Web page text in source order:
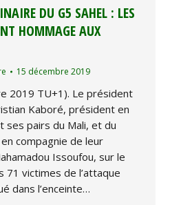
DU G5 SAHEL : LES
HOMMAGE AUX
15 décembre 2019
2019 TU+1). Le président
Kaboré, président en
ses pairs du Mali, et du
compagnie de leur
Issoufou, sur le
71 victimes de l’attaque
dans l’enceinte…